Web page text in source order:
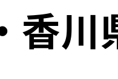
香川